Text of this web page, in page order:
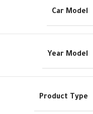
Car Model
Year Model
Product Type